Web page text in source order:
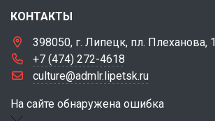
КОНТАКТЫ
398050, г. Липецк, пл. Плеханова, 1
+7 (474) 272-4618
culture@admlr.lipetsk.ru
На сайте обнаружена ошибка